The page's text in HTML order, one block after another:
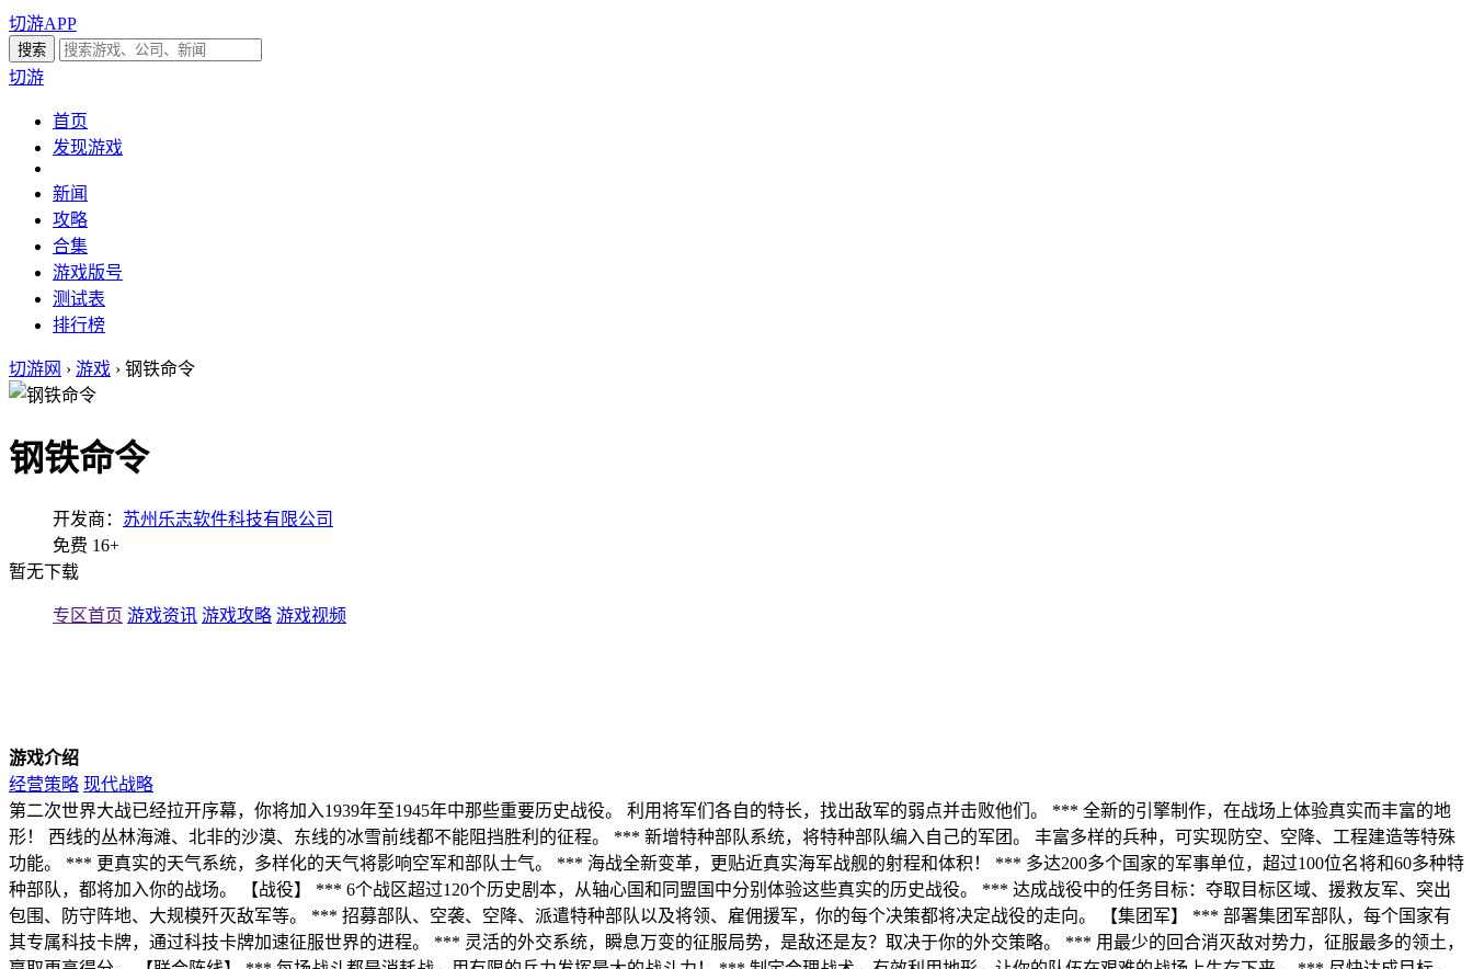
切游APP
切游
首页
发现游戏
新闻
攻略
合集
游戏版号
测试表
排行榜
切游网 › 游戏 › 钢铁命令
钢铁命令
开发商： 苏州乐志软件科技有限公司
免费 16+
暂无下载
专区首页 游戏资讯 游戏攻略 游戏视频
游戏介绍
经营策略 现代战略
第二次世界大战已经拉开序幕，你将加入1939年至1945年中那些重要历史战役。 利用将军们各自的特长，找出敌军的弱点并击败他们。 *** 全新的引擎制作，在战场上体验真实而丰富的地
形！ 西线的丛林海滩、北非的沙漠、东线的冰雪前线都不能阻挡胜利的征程。 *** 新增特种部队系统，将特种部队编入自己的军团。 丰富多样的兵种，可实现防空、空降、工程建造等特殊
功能。 *** 更真实的天气系统，多样化的天气将影响空军和部队士气。 *** 海战全新变革，更贴近真实海军战舰的射程和体积！ *** 多达200多个国家的军事单位，超过100位名将和60多种特
种部队，都将加入你的战场。 【战役】 *** 6个战区超过120个历史剧本，从轴心国和同盟国中分别体验这些真实的历史战役。 *** 达成战役中的任务目标：夺取目标区域、援救友军、突出
包围、防守阵地、大规模歼灭敌军等。 *** 招募部队、空袭、空降、派遣特种部队以及将领、雇佣援军，你的每个决策都将决定战役的走向。 【集团军】 *** 部署集团军部队，每个国家有
其专属科技卡牌，通过科技卡牌加速征服世界的进程。 *** 灵活的外交系统，瞬息万变的征服局势，是敌还是友？取决于你的外交策略。 *** 用最少的回合消灭敌对势力，征服最多的领土，